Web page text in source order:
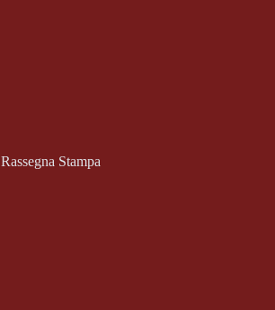
Rassegna Stampa